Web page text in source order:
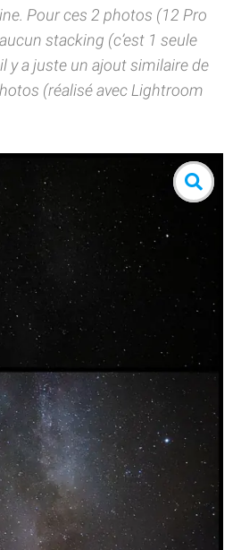
Pour ces 2 photos (12 Pro
stacking (c’est 1 seule
y a juste un ajout similaire de
(réalisé avec Lightroom